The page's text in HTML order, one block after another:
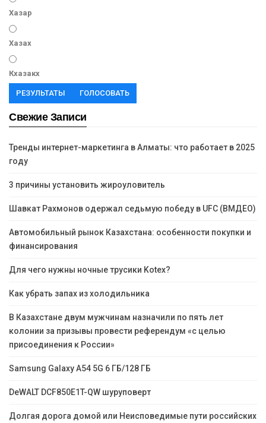
Хазар
Хазах
Кхазакх
РЕЗУЛЬТАТЫ ГОЛОСОВАТЬ
Свежие Записи
Тренды интернет-маркетинга в Алматы: что работает в 2025
году
3 причины установить жироуловитель
Шавкат Рахмонов одержал седьмую победу в UFC (ВМДЕО)
Автомобильный рынок Казахстана: особенности покупки и
финансирования
Для чего нужны ночные трусики Kotex?
Как убрать запах из холодильника
В Казахстане двум мужчинам назначили по пять лет
колонии за призывы провести референдум «с целью
присоединения к России»
Samsung Galaxy A54 5G 6 ГБ/128 ГБ
DeWALT DCF850E1T-QW шуруповерт
Долгая дорога домой или Неисповедимые пути российских